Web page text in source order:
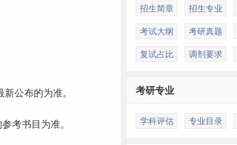
公布的为准。
考书目为准。
招生简章 招生专业
考试大纲 考研真题
复试占比 调剂要求
考研专业
学科评估 专业目录